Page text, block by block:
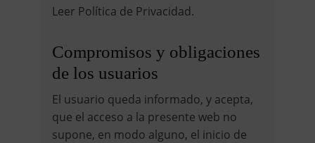
Leer Política de Privacidad.
Compromisos y obligaciones
de los usuarios
El usuario queda informado, y acepta,
que el acceso a la presente web no
supone, en modo alguno, el inicio de